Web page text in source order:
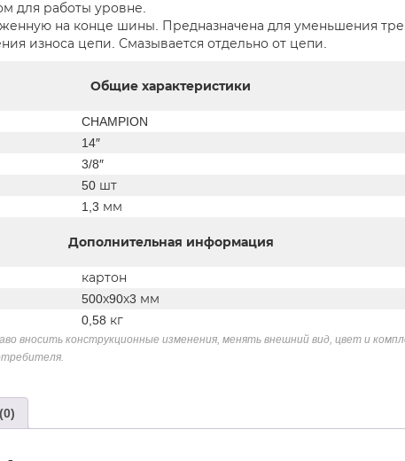
для работы уровне.
на конце шины. Предназначена для уменьшения
износа цепи. Смазывается отдельно от цепи.
Общие характеристики
CHAMPION
14″
3/8″
50 шт
1,3 мм
Дополнительная информация
картон
500х90х3 мм
0,58 кг
вносить конструкционные изменения, менять внешний вид, цвет и